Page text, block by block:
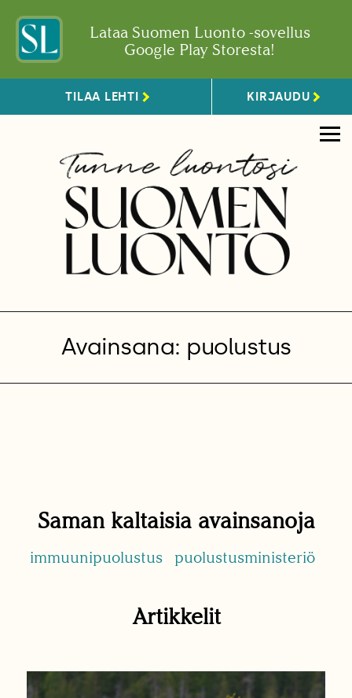
Lataa Suomen Luonto -sovellus
Google Play Storesta!
TILAA LEHTI KIRJAUDU
Avainsana: puolustus
Saman kaltaisia avainsanoja
immuunipuolustus puolustusministeriö
Artikkelit